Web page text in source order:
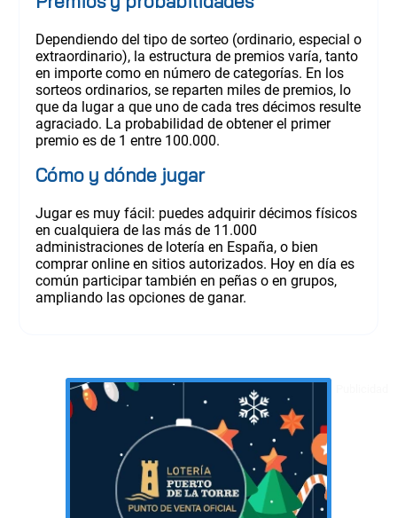
Dependiendo del tipo de sorteo (ordinario, especial o
extraordinario), la estructura de premios varía, tanto
en importe como en número de categorías. En los
sorteos ordinarios, se reparten miles de premios, lo
que da lugar a que uno de cada tres décimos resulte
agraciado. La probabilidad de obtener el primer
premio es de 1 entre 100.000.
Cómo y dónde jugar
Jugar es muy fácil: puedes adquirir décimos físicos
en cualquiera de las más de 11.000
administraciones de lotería en España, o bien
comprar online en sitios autorizados. Hoy en día es
común participar también en peñas o en grupos,
ampliando las opciones de ganar.